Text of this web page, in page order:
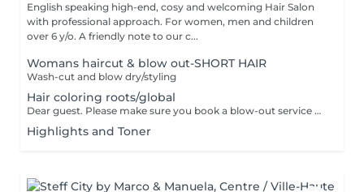
English speaking high-end, cosy and welcoming Hair Salon
with professional approach. For women, men and children
over 6 y/o. A friendly note to our c...
Womans haircut & blow out-SHORT HAIR
Wash-cut and blow dry/styling
Hair coloring roots/global
Dear guest. Please make sure you book a blow-out service after your color service, that is additional 30 minutes to the total service. Thank you for understanding. Team Centro
Highlights and Toner